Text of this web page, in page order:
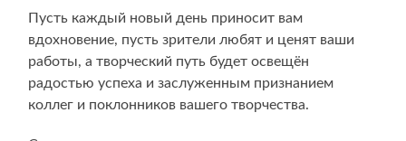
Пусть каждый новый день приносит вам
вдохновение, пусть зрители любят и ценят ваши
работы, а творческий путь будет освещён
радостью успеха и заслуженным признанием
коллег и поклонников вашего творчества.